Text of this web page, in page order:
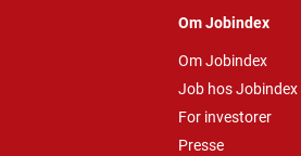
Om Jobindex
Om Jobindex
Job hos Jobindex
For investorer
Presse